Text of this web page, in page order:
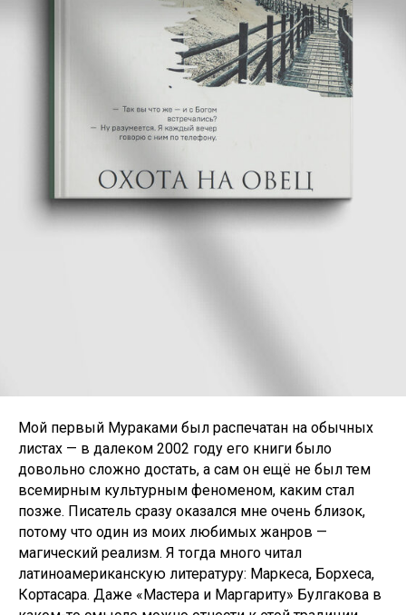
Мой первый Мураками был распечатан на обычных
листах — в далеком 2002 году его книги было
довольно сложно достать, а сам он ещё не был тем
всемирным культурным феноменом, каким стал
позже. Писатель сразу оказался мне очень близок,
потому что один из моих любимых жанров —
магический реализм. Я тогда много читал
латиноамериканскую литературу: Маркеса, Борхеса,
Кортасара. Даже «Мастера и Маргариту» Булгакова в